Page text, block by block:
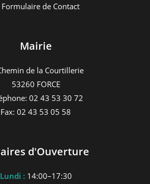
Formulaire de Contact
Mairie
de la Courtillerie
53260 FORCE
02 43 53 30 72
Fax: 02 43 53 05 58
d'Ouverture
Lundi : 14:00–17:30